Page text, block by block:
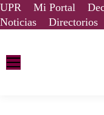
UPR Mi Portal
Noticias
Directorios